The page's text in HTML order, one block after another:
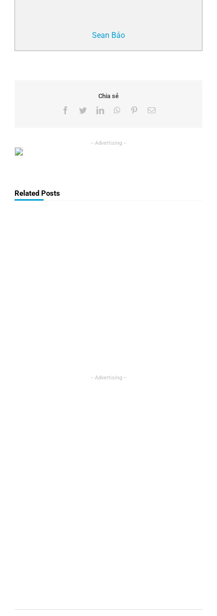
Sean Bảo
Chia sẻ
Facebook
TwitterLinkedInWhatsApp
PinterestEmail
Related Posts